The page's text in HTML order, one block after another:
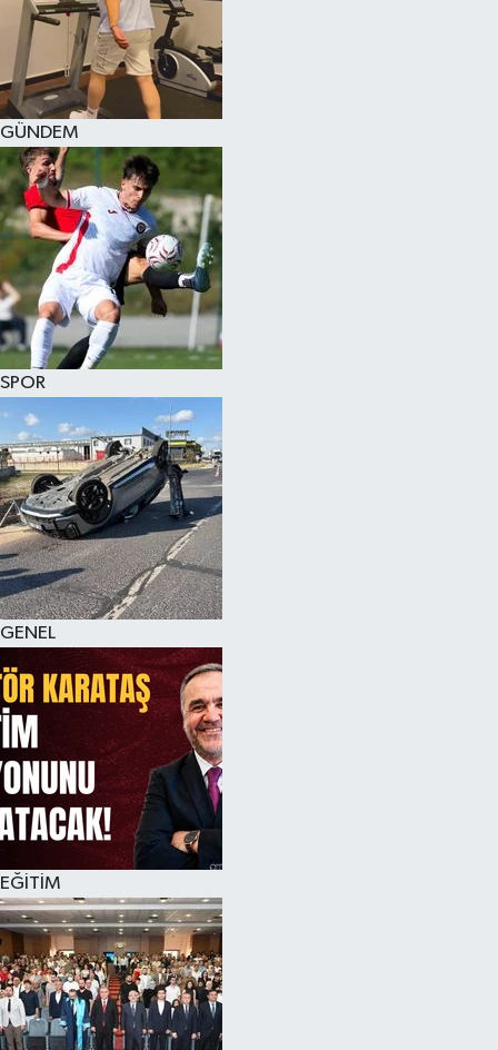
GÜNDEM
SPOR
GENEL
EĞİTİM
KÜLTÜR SANAT
MAGAZİN
SAĞLIK
SİYASET
SPOR
TEKNOLOJİ
YAŞAM